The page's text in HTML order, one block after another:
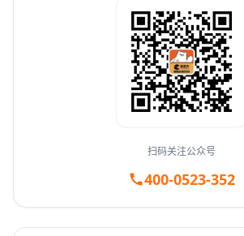
扫码关注公众号
400-0523-352